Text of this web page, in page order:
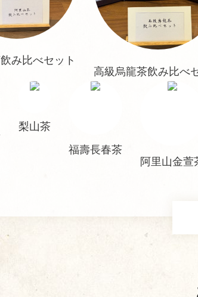
み比べセット
高級烏龍茶飲み比べ
梨山茶
福壽長春茶
阿里山金萱